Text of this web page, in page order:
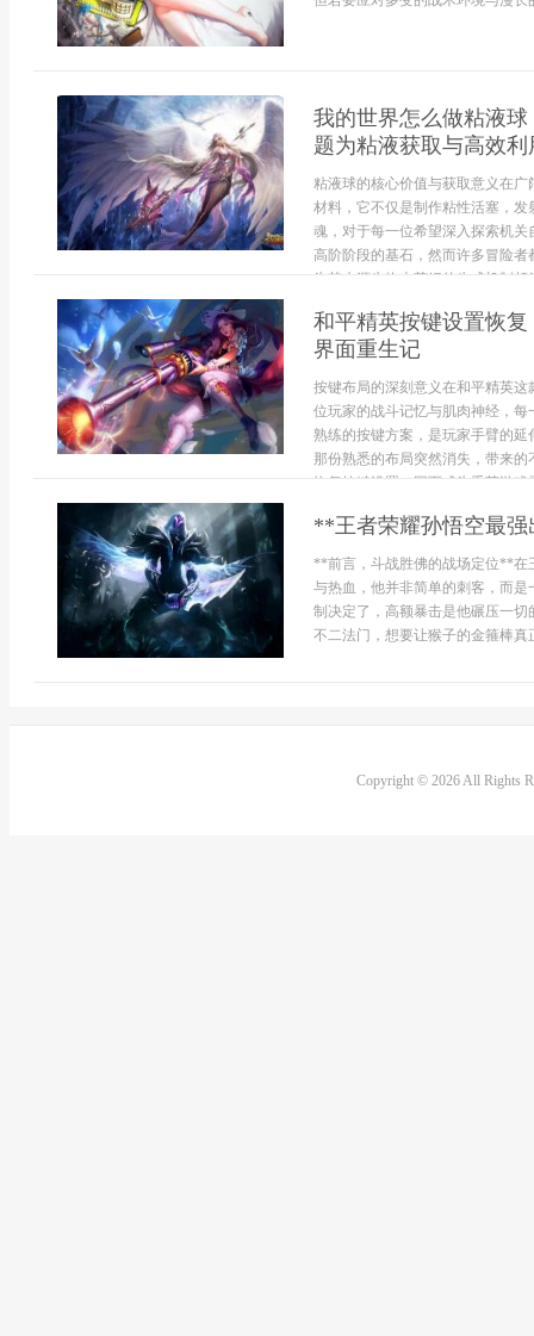
我的世界怎么做粘液
题为粘液获取与高效
粘液球的核心价值与获取意义在
材料，它不仅是制作粘性活塞，
魂，对于每一位希望深入探索机
高阶阶段的基石，然而许多冒险
为其来源生物史莱姆的生成机制颇
和平精英按键设置恢
界面重生记
按键布局的深刻意义在和平精英
位玩家的战斗记忆与肌肉神经，
熟练的按键方案，是玩家手臂的
那份熟悉的布局突然消失，带来
恢复按键设置，因而成为重获游戏
**王者荣耀孙悟空最
**前言，斗战胜佛的战场定位**在
与热血，他并非简单的刺客，而
制决定了，高额暴击是他碾压一
不二法门，想要让猴子的金箍棒
Copyright © 2026 All Rights